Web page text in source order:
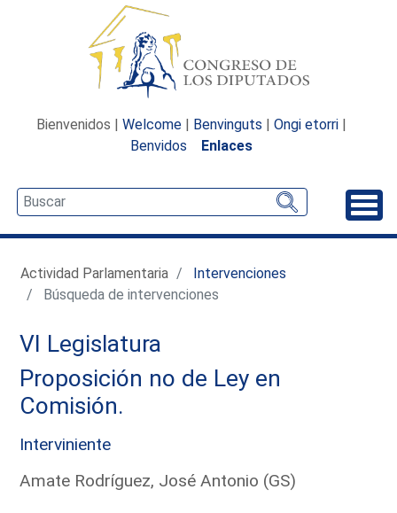
Bienvenidos | Welcome | Benvinguts | Ongi etorri |
Benvidos
Enlaces
Actividad Parlamentaria
Intervenciones
Búsqueda de intervenciones
VI Legislatura
Proposición no de Ley en
Comisión.
Interviniente
Amate Rodríguez, José Antonio (GS)